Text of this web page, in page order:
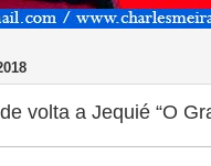
volta a Jequié “O